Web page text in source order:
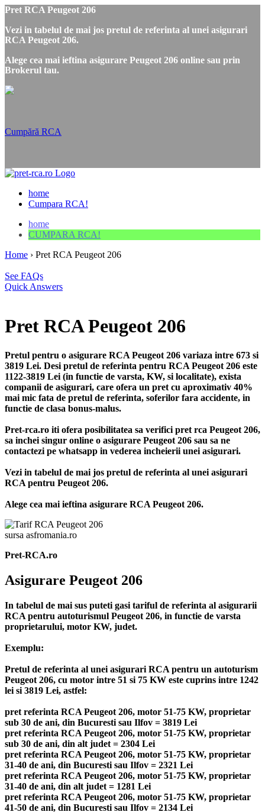
Pret RCA Peugeot 206
Vezi in tabelul de mai jos pretul de referinta al unei asigurari
RCA Peugeot 206.
Alege cea mai ieftina asigurare Peugeot 206 online sau prin
Brokerul tau.
Cumpără RCA
home
Cumpara RCA!
home
CUMPARA RCA!
Home › Pret RCA Peugeot 206
See FAQs
Quick Answers
Pret RCA Peugeot 206
Pretul pentru o asigurare RCA Peugeot 206 variaza intre 673 si
3819 Lei. Desi pretul de referinta pentru RCA Peugeot 206 este
1122-3819 Lei (in functie de varsta, KW, si localitate), exista
companii de asigurari, care ofera un pret cu aproximativ 40%
mai mic fata de pretul de referinta, soferilor fara accidente, in
functie de clasa bonus-malus.
Pret-rca.ro iti ofera posibilitatea sa verifici pret rca Peugeot 206,
sa inchei singur online o asigurare Peugeot 206 sau sa ne
contactezi pe whatsapp in vederea incheierii unei asigurari.
Vezi in tabelul de mai jos pretul de referinta al unei asigurari
RCA pentru Peugeot 206.
Alege cea mai ieftina asigurare RCA Peugeot 206.
sursa asfromania.ro
Pret-RCA.ro
Asigurare Peugeot 206
In tabelul de mai sus puteti gasi tariful de referinta al asigurarii
RCA pentru autoturismul Peugeot 206, in functie de varsta
proprietarului, motor KW, judet.
Exemplu:
Pretul de referinta al unei asigurari RCA pentru un autoturism
Peugeot 206, cu motor intre 51 si 75 KW este cuprins intre 1242
lei si 3819 Lei, astfel:
pret referinta RCA Peugeot 206, motor 51-75 KW, proprietar
sub 30 de ani, din Bucuresti sau Ilfov = 3819 Lei
pret referinta RCA Peugeot 206, motor 51-75 KW, proprietar
sub 30 de ani, din alt judet = 2304 Lei
pret referinta RCA Peugeot 206, motor 51-75 KW, proprietar
31-40 de ani, din Bucuresti sau Ilfov = 2321 Lei
pret referinta RCA Peugeot 206, motor 51-75 KW, proprietar
31-40 de ani, din alt judet = 1281 Lei
pret referinta RCA Peugeot 206, motor 51-75 KW, proprietar
41-50 de ani, din Bucuresti sau Ilfov = 2134 Lei